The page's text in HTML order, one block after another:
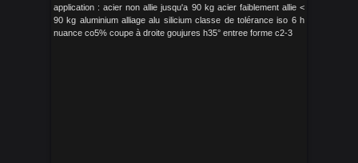
application : acier non allie jusqu'a 90 kg acier faiblement allie <
90 kg aluminium alliage alu silicium classe de tolérance iso 6 h
nuance co5% coupe à droite goujures h35° entree forme c2-3